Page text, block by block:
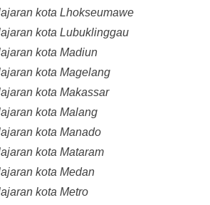
kota Lhokseumawe
kota Lubuklinggau
kota Madiun
kota Magelang
kota Makassar
kota Malang
kota Manado
kota Mataram
kota Medan
kota Metro